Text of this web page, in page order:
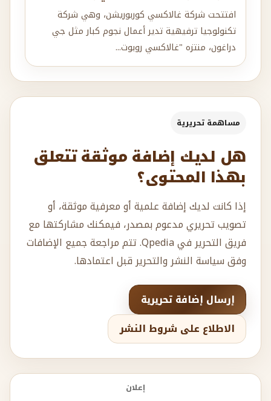
افتتحت شركة غالاكسي كوربوريشن، وهي شركة
تكنولوجيا ترفيهية تدير أعمال نجوم كبار مثل جي
دراغون، منتزه "غالاكسي روبوت...
مساهمة تحريرية
هل لديك إضافة موثقة تتعلق
بهذا المحتوى؟
إذا كانت لديك إضافة علمية أو معرفية موثقة، أو
تصويب تحريري مدعوم بمصدر، فيمكنك مشاركتها مع
فريق التحرير في Qpedia. تتم مراجعة جميع الإضافات
وفق سياسة النشر والتحرير قبل اعتمادها.
إرسال إضافة تحريرية
الاطلاع على شروط النشر
إعلان